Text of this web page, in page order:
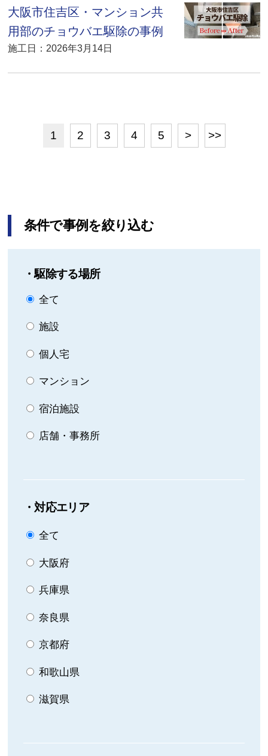
大阪市住吉区・マンション共
用部のチョウバエ駆除の事例
施工日：2026年3月14日
1 2 3 4 5 > >>
条件で事例を絞り込む
・駆除する場所
全て
施設
個人宅
マンション
宿泊施設
店舗・事務所
・対応エリア
全て
大阪府
兵庫県
奈良県
京都府
和歌山県
滋賀県